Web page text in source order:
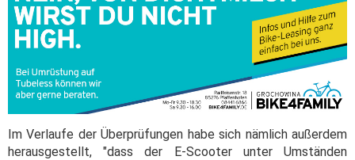
Im Verlaufe der Überprüfungen habe sich nämlich außerdem
herausgestellt, "dass der E-Scooter unter Umständen